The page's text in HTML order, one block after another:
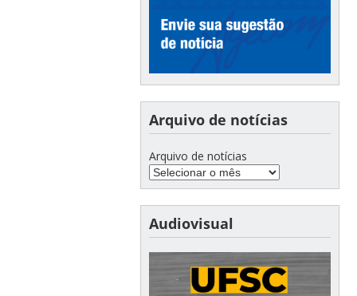
Arquivo de notícias
Arquivo de notícias
Audiovisual